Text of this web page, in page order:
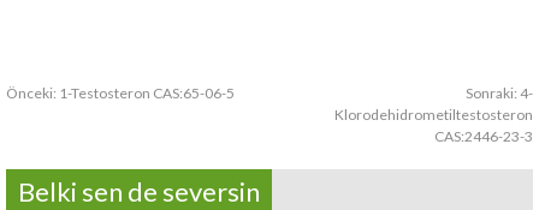
Önceki: 1-Testosteron CAS:65-06-5 Sonraki: 4-
Klorodehidrometiltestosteron
CAS:2446-23-3
Belki sen de seversin